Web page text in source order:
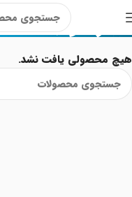
مرطوب
هیچ محصولی یافت نشد.